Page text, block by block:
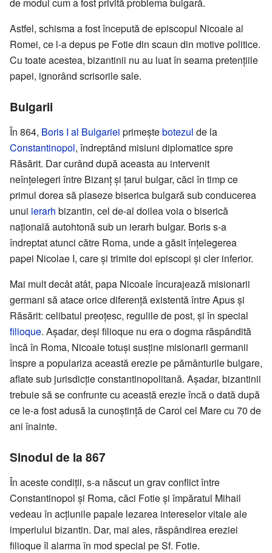
Astfel, schisma a fost începută de episcopul Nicoale al
Romei, ce l-a depus pe Fotie din scaun din motive politice.
Cu toate acestea, bizantinii nu au luat în seama pretențiile
papei, ignorând scrisorile sale.
Bulgarii
În 864, Boris I al Bulgariei primeștebotezul de la
Constantinopol, îndreptând misiuni diplomatice spre
Răsărit. Dar curând după aceasta au intervenit
neînțelegeri între Bizanț și țarul bulgar, căci în timp ce
primul dorea să plaseze biserica bulgară sub conducerea
unui ierarh bizantin, cel de-al doilea voia o biserică
națională autohtonă sub un ierarh bulgar. Boris s-a
îndreptat atunci către Roma, unde a găsit înțelegerea
papei Nicolae I, care și trimite doi episcopi și cler inferior.
Mai mult decât atât, papa Nicoale încurajează misionarii
germani să atace orice diferență existentă între Apus și
Răsărit: celibatul preoțesc, regulile de post, și în special
filioque. Așadar, deși filioque nu era o dogma răspândită
încă în Roma, Nicoale totuși susține misionarii germanii
înspre a populariza această erezie pe pământurile bulgare,
aflate sub jurisdicție constantinopolitană. Așadar, bizantinii
trebuie să se confrunte cu această erezie încă o dată după
ce le-a fost adusă la cunoștință de Carol cel Mare cu 70 de
ani înainte.
Sinodul de la 867
În aceste condiții, s-a născut un grav conflict între
Constantinopol și Roma, căci Fotie și împăratul Mihail
vedeau în acțiunile papale lezarea intereselor vitale ale
imperiului bizantin. Dar, mai ales, răspândirea ereziei
filioque îl alarma în mod special pe Sf. Fotie.